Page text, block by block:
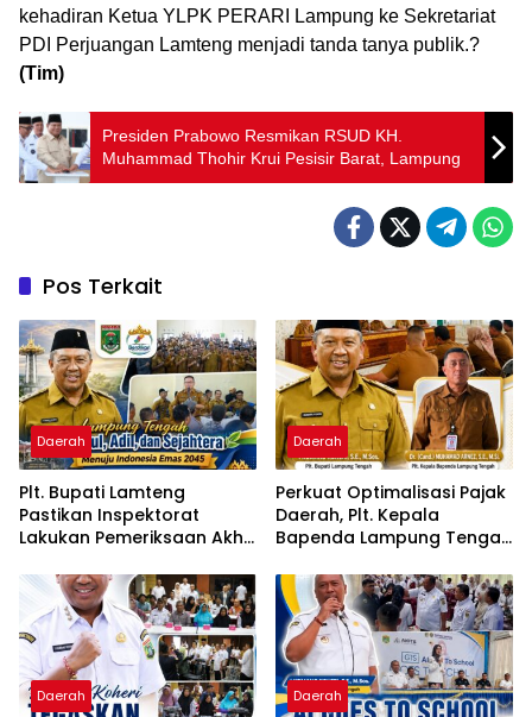
kehadiran Ketua YLPK PERARI Lampung ke Sekretariat
PDI Perjuangan Lamteng menjadi tanda tanya publik.?
(Tim)
Presiden Prabowo Resmikan RSUD KH.
Muhammad Thohir Krui Pesisir Barat, Lampung
Pos Terkait
Daerah
Plt. Bupati Lamteng
Pastikan Inspektorat
Lakukan Pemeriksaan Akhir
Kampung
Daerah
Perkuat Optimalisasi Pajak
Daerah, Plt. Kepala
Bapenda Lampung Tengah
Tingkatkan Inovasi dan
Efektivitas Kinerja
Daerah Daerah